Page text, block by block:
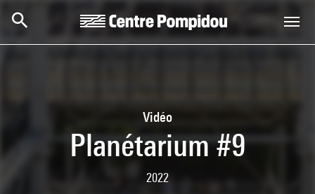
Vidéo
Planétarium #9
2022